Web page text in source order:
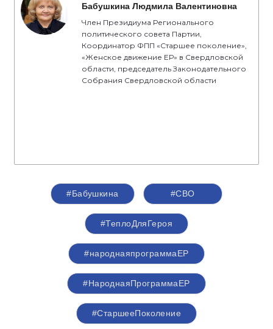
Бабушкина Людмила Валентиновна
Член Президиума Регионального
политического совета Партии,
Координатор ФПП «Старшее поколение»,
«Женское движение ЕР» в Свердловской
области, председатель Законодательного
Собрания Свердловской области
#Бабушкина #СВО
#ТеплоДляГероя
#народнаяпрограммаЕР
#НароднаяПрограммаЕР
#СтаршееПоколение